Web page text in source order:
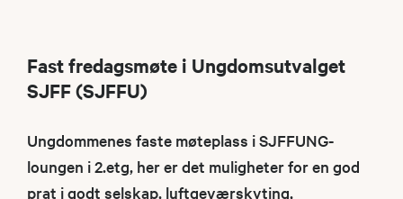
Fast fredagsmøte i Ungdomsutvalget
SJFF (SJFFU)
Ungdommenes faste møteplass i SJFFUNG-
loungen i 2.etg, her er det muligheter for en god
prat i godt selskap, luftgeværskyting,